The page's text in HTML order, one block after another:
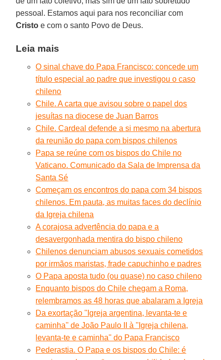
pessoal. Estamos aqui para nos reconciliar com
Cristo e com o santo Povo de Deus.
Leia mais
O sinal chave do Papa Francisco: concede um
título especial ao padre que investigou o caso
chileno
Chile. A carta que avisou sobre o papel dos
jesuítas na diocese de Juan Barros
Chile. Cardeal defende a si mesmo na abertura
da reunião do papa com bispos chilenos
Papa se reúne com os bispos do Chile no
Vaticano. Comunicado da Sala de Imprensa da
Santa Sé
Começam os encontros do papa com 34 bispos
chilenos. Em pauta, as muitas faces do declínio
da Igreja chilena
A corajosa advertência do papa e a
desavergonhada mentira do bispo chileno
Chilenos denunciam abusos sexuais cometidos
por irmãos maristas, frade capuchinho e padres
O Papa aposta tudo (ou quase) no caso chileno
Enquanto bispos do Chile chegam a Roma,
relembramos as 48 horas que abalaram a Igreja
Da exortação ''Igreja argentina, levanta-te e
caminha'' de João Paulo II à ''Igreja chilena,
levanta-te e caminha'' do Papa Francisco
Pederastia. O Papa e os bispos do Chile: é